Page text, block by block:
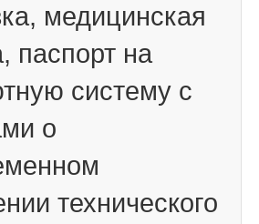
медицинская
паспорт на
систему с
о
технического